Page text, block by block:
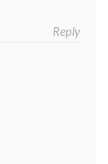
Reply